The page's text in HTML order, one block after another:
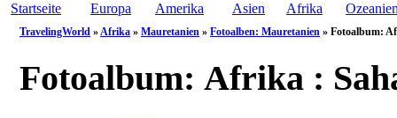
Startseite Europa Amerika Asien Afrika
TravelingWorld »Afrika » Mauretanien » Fotoalben: Mauretanien » Fotoalbum:
Fotoalbum: Afrika :